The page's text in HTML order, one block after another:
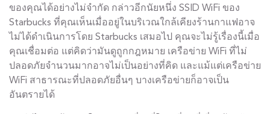
ของคุณได้อย่างไม่จำกัด กล่าวอีกนัยหนึ่ง SSID WiFi ของ
Starbucks ที่คุณเห็นเมื่ออยู่ในบริเวณใกล้เคียงร้านกาแฟอาจ
ไม่ได้ดำเนินการโดย Starbucks เสมอไป คุณจะไม่รู้เรื่องนี้เมื่อ
คุณเชื่อมต่อ แต่คิดว่ามันดูถูกกฎหมาย เครือข่าย WiFi ที่ไม่
ปลอดภัยจำนวนมากอาจไม่เป็นอย่างที่คิด และแม้แต่เครือข่าย
WiFi สาธารณะที่ปลอดภัยอื่นๆ บางเครือข่ายก็อาจเป็น
อันตรายได้